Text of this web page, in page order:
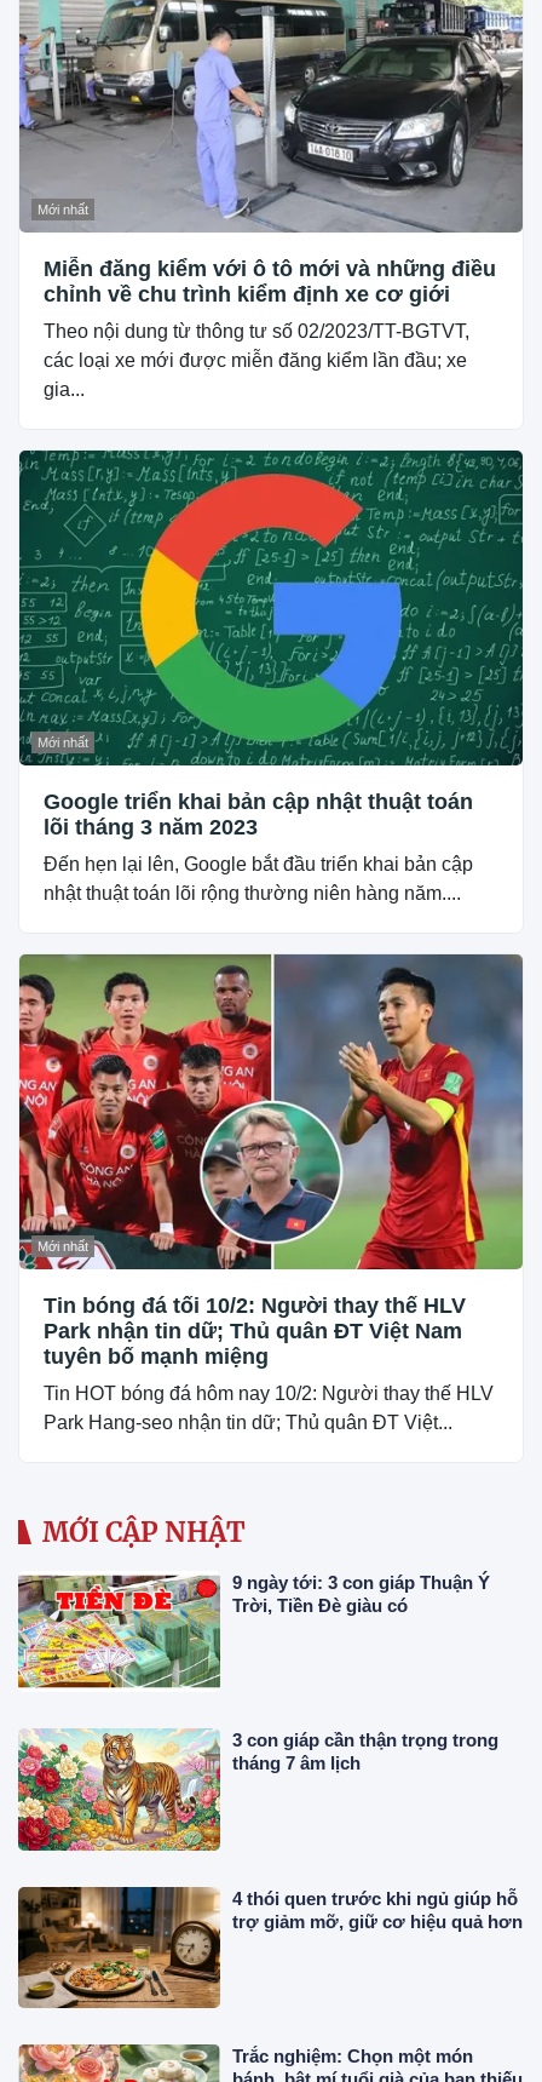
Mới nhất
Miễn đăng kiểm với ô tô mới và những điều
chỉnh về chu trình kiểm định xe cơ giới
Theo nội dung từ thông tư số 02/2023/TT-BGTVT,
các loại xe mới được miễn đăng kiểm lần đầu; xe
gia...
Mới nhất
Google triển khai bản cập nhật thuật toán
lõi tháng 3 năm 2023
Đến hẹn lại lên, Google bắt đầu triển khai bản cập
nhật thuật toán lõi rộng thường niên hàng năm....
Mới nhất
Tin bóng đá tối 10/2: Người thay thế HLV
Park nhận tin dữ; Thủ quân ĐT Việt Nam
tuyên bố mạnh miệng
Tin HOT bóng đá hôm nay 10/2: Người thay thế HLV
Park Hang-seo nhận tin dữ; Thủ quân ĐT Việt...
MỚI CẬP NHẬT
9 ngày tới: 3 con giáp Thuận Ý
Trời, Tiền Đè giàu có
3 con giáp cần thận trọng trong
tháng 7 âm lịch
4 thói quen trước khi ngủ giúp hỗ
trợ giảm mỡ, giữ cơ hiệu quả hơn
Trắc nghiệm: Chọn một món